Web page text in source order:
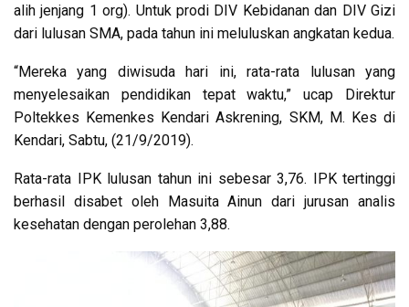
alih jenjang 1 org). Untuk prodi DIV Kebidanan dan DIV Gizi
dari lulusan SMA, pada tahun ini meluluskan angkatan kedua.
“Mereka yang diwisuda hari ini, rata-rata lulusan yang
menyelesaikan pendidikan tepat waktu,” ucap Direktur
Poltekkes Kemenkes Kendari Askrening, SKM, M. Kes di
Kendari, Sabtu, (21/9/2019).
Rata-rata IPK lulusan tahun ini sebesar 3,76. IPK tertinggi
berhasil disabet oleh Masuita Ainun dari jurusan analis
kesehatan dengan perolehan 3,88.